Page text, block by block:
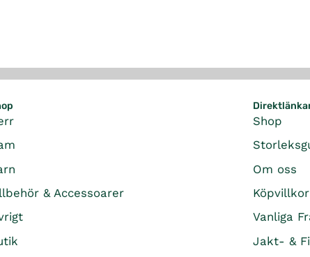
& Accessoarer
Shop
Om oss
Vanliga
Jakt- &